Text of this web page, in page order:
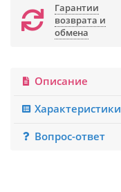
Гарантии
возврата и
обмена
Описание
Характеристики
Вопрос-ответ